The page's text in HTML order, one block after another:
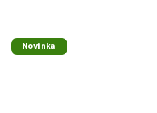
Novinka